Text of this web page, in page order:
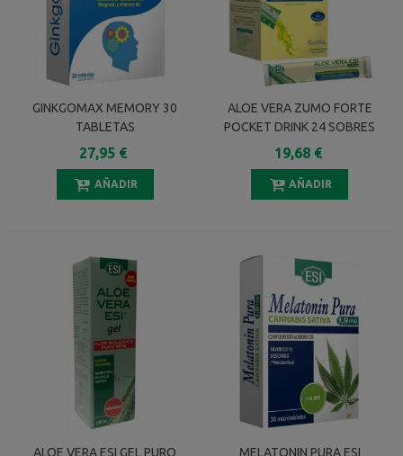
GINKGOMAX MEMORY 30
TABLETAS
27,95 €
AÑADIR
ALOE VERA ZUMO FORTE
POCKET DRINK 24 SOBRES
19,68 €
AÑADIR
ALOE VERA ESI GEL PURO
MELATONIN PURA ESI